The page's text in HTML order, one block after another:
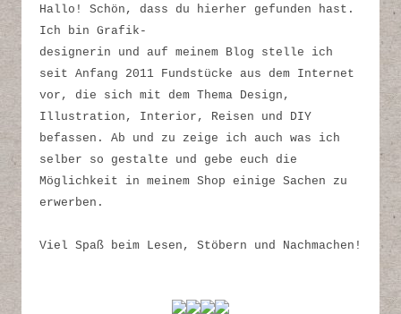
Hallo! Schön, dass du hierher gefunden hast.
Ich bin Grafik-
designerin und auf meinem Blog stelle ich
seit Anfang 2011 Fundstücke aus dem Internet
vor, die sich mit dem Thema Design,
Illustration, Interior, Reisen und DIY
befassen. Ab und zu zeige ich auch was ich
selber so gestalte und gebe euch die
Möglichkeit in meinem Shop einige Sachen zu
erwerben.
Viel Spaß beim Lesen, Stöbern und Nachmachen!